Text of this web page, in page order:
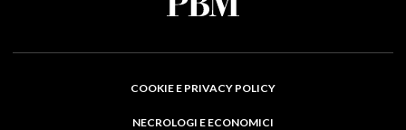
COOKIE E PRIVACY POLICY
NECROLOGI E ECONOMICI